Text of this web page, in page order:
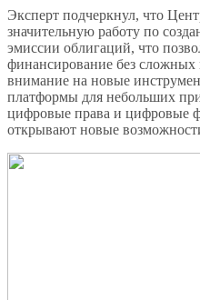
Эксперт подчеркнул, что
значительную работу по
эмиссии облигаций, что
финансирование без
внимание на новые
платформы для небольших
цифровые права и цифровые
открывают новые